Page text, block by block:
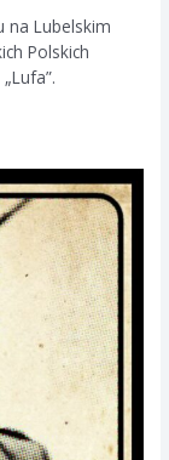
na Lubelskim
Polskich